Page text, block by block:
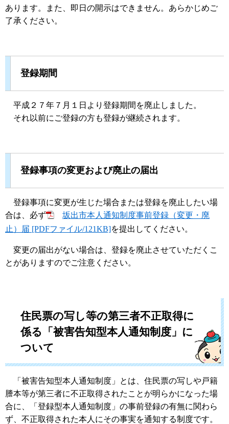
あります。また、即日の開示はできません。あらかじめご
了承ください。
登録期間
平成２７年７月１日より登録期間を廃止しました。
それ以前にご登録の方も登録が継続されます。
登録事項の変更および廃止の届出
登録事項に変更が生じた場合または登録を廃止したい場
合は、必ず
坂出市本人通知制度事前登録（変更・廃
止）届 [PDFファイル/121KB]を提出してください。
変更の届出がない場合は、登録を廃止させていただくこ
とがありますのでご注意ください。
住民票の写し等の第三者不正取得に
係る「被害告知型本人通知制度」に
ついて
「被害告知型本人通知制度」とは、住民票の写しや戸籍
謄本等が第三者に不正取得されたことが明らかになった場
合に、「登録型本人通知制度」の事前登録の有無に関わら
ず、不正取得された本人にその事実を通知する制度です。